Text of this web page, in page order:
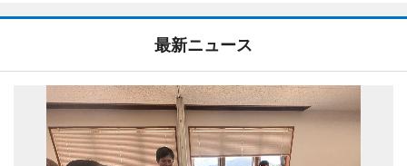
最新ニュース